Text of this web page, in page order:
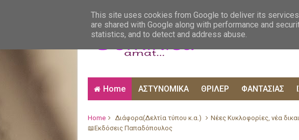
Home ΑΣΤΥΝΟΜΙΚΑ ΘΡΙΛΕΡ ΦΑΝΤΑΣΙΑΣ
Home Διάφορα(Δελτία τύπου κ.α.)
Νέες Κυκλοφορίες, νέα
📖Εκδόσεις Παπαδόπουλος
This site uses cookies from Google to deliver its
are shared with Google along with performance and
statistics, and to detect and address abuse.